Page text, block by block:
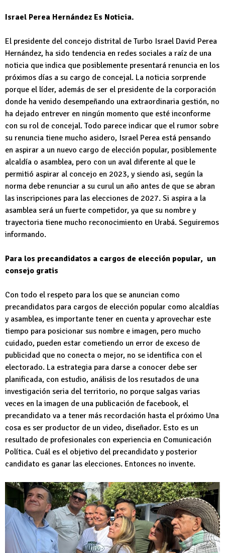
Israel Perea Hernández Es Noticia.
El presidente del concejo distrital de Turbo Israel David Perea
Hernández, ha sido tendencia en redes sociales a raíz de una
noticia que indica que posiblemente presentará renuncia en los
próximos días a su cargo de concejal. La noticia sorprende
porque el líder, además de ser el presidente de la corporación
donde ha venido desempeñando una extraordinaria gestión, no
ha dejado entrever en ningún momento que esté inconforme
con su rol de concejal. Todo parece indicar que el rumor sobre
su renuncia tiene mucho asidero, Israel Perea está pensando
en aspirar a un nuevo cargo de elección popular, posiblemente
alcaldía o asamblea, pero con un aval diferente al que le
permitió aspirar al concejo en 2023, y siendo asi, según la
norma debe renunciar a su curul un año antes de que se abran
las inscripciones para las elecciones de 2027. Si aspira a la
asamblea será un fuerte competidor, ya que su nombre y
trayectoria tiene mucho reconocimiento en Urabá. Seguiremos
informando.
Para los precandidatos a cargos de elección popular, un
consejo gratis
Con todo el respeto para los que se anuncian como
precandidatos para cargos de elección popular como alcaldías
y asamblea, es importante tener en cuenta y aprovechar este
tiempo para posicionar sus nombre e imagen, pero mucho
cuidado, pueden estar cometiendo un error de exceso de
publicidad que no conecta o mejor, no se identifica con el
electorado. La estrategia para darse a conocer debe ser
planificada, con estudio, análisis de los resutados de una
investigación seria del territorio, no porque salgas varias
veces en la imagen de una publicación de facebook, el
precandidato va a tener más recordación hasta el próximo Una
cosa es ser productor de un video, diseñador. Esto es un
resultado de profesionales con experiencia en Comunicación
Política. Cuál es el objetivo del precandidato y posterior
candidato es ganar las elecciones. Entonces no invente.